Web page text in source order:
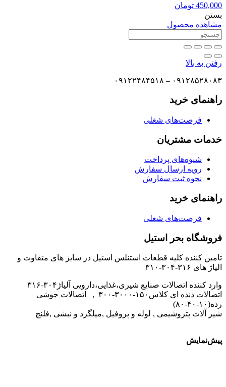
450,000 تومان
بستن
مشاهده محصول
رفتن به بالا
۰۹۱۲۸۵۲۸۰۸۳ – ۰۹۱۲۲۴۸۴۵۱۸
راهنمای خرید
فرصت‌های شغلی
خدمات مشتریان
شیوه‌های پرداخت
رویه ارسال سفارش
نحوه ثبت سفارش
راهنمای خرید
فرصت‌های شغلی
فروشگاه بحر استیل
تامین کننده کلیه قطعات استنلس استیل در سایز های متفاوت و
الیاژ های ۳۱۶-۳۰۴-۳۱۰
وارد کننده اتصالات صنایع شیری،غذایی،دارویی آلیاژ۳۰۴-۳۱۶
اتصالات دنده ای کلاس۱۵۰-۳۰۰۰-۳۰۰ , اتصالات جوشی
رده(۱۰-۴۰-۸۰)
شیر آلات پتروشیمی , لوله و پروفیل ,میلگرد و نبشی ,فلنچ
پیش‌نمایش